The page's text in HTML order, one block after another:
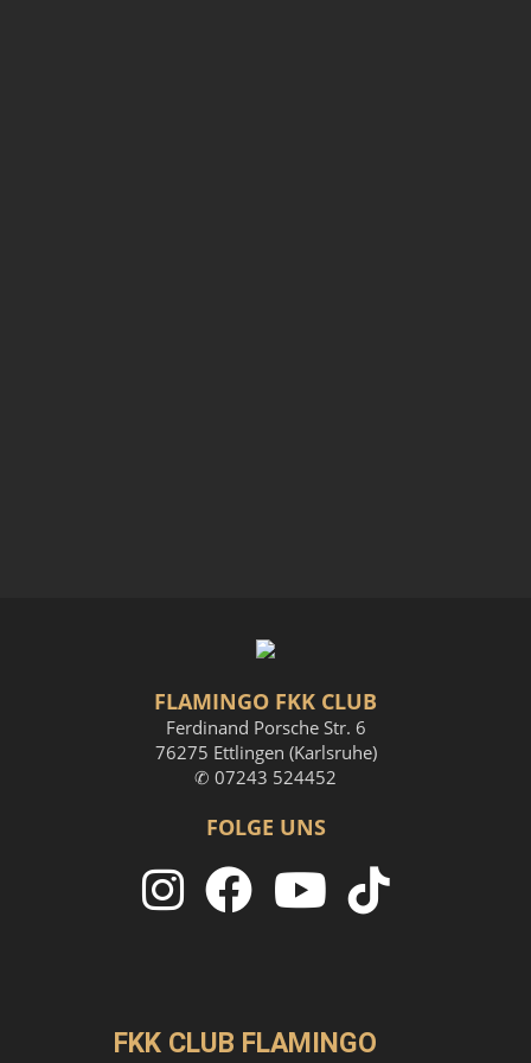
FLAMINGO FKK CLUB
Ferdinand Porsche Str. 6
76275 Ettlingen (Karlsruhe)
✆ 07243 524452
FOLGE UNS
FKK CLUB FLAMINGO